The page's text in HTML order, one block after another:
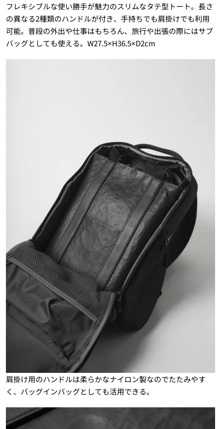
フレキシブルな使い勝手が魅力のスリムなタテ型トート。長さ
の異なる2種類のハンドルが付き、手持ちでも肩掛けでも利用
可能。普段の外出や仕事はもちろん、旅行や出張の際にはサブ
バッグとしても使える。W27.5×H36.5×D2cm
肩掛け用のハンドルは柔らかなナイロン製なのでたたみやす
く、バッグインバッグとしても活用できる。